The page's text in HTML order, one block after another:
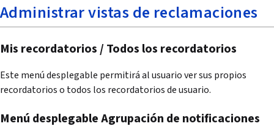
Administrar vistas de reclamaciones
Mis recordatorios / Todos los recordatorios
Este menú desplegable permitirá al usuario ver sus propios
recordatorios o todos los recordatorios de usuario.
Menú desplegable Agrupación de notificaciones